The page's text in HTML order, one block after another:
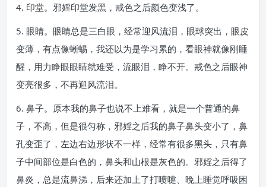
4. 印堂。邪婬印堂发黑，戒色之后颜色变浅了。
5. 眼睛。眼睛总是三白眼，经常迎风流泪，眼球突出，眼皮
变薄，有点像蜥蜴，我还以为是学习累的，看眼神就像刚睡
醒，用力睁眼眼睛就难受，流眼泪，睁不开。戒色之后眼神
变亮很多，不再迎风流泪。
6. 鼻子。原本我的鼻子也说不上难看，就是一个普通的鼻
子，不高，但是很匀称，邪婬之后我的鼻子鼻头变小了，鼻
孔变歪了，左边右边形状不一样，经常有很多黑头，只有鼻
子中间部位是白色的，鼻头和山根是灰色的。邪婬之后得了
鼻炎，总是流鼻涕，后来还加上了打喷嚏、晚上睡觉呼吸困